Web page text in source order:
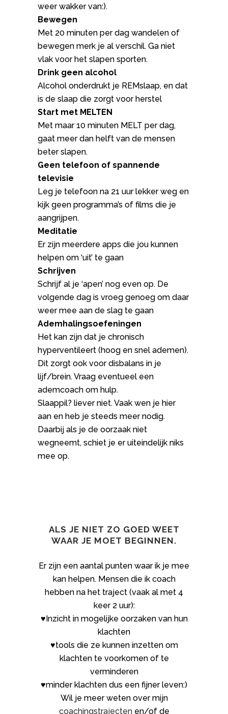
weer wakker van:).
Bewegen
Met 20 minuten per dag wandelen of
bewegen merk je al verschil. Ga niet
vlak voor het slapen sporten.
Drink geen alcohol
Alcohol onderdrukt je REMslaap, en dat
is de slaap die zorgt voor herstel
Start met MELTEN
Met maar 10 minuten MELT per dag,
gaat meer dan helft van de mensen
beter slapen.
Geen telefoon of spannende
televisie
Leg je telefoon na 21 uur lekker weg en
kijk geen programma’s of films die je
aangrijpen.
Meditatie
Er zijn meerdere apps die jou kunnen
helpen om ‘uit’ te gaan
Schrijven
Schrijf al je ‘apen’ nog even op. De
volgende dag is vroeg genoeg om daar
weer mee aan de slag te gaan
Ademhalingsoefeningen
Het kan zijn dat je chronisch
hyperventileert (hoog en snel ademen).
Dit zorgt ook voor disbalans in je
lijf/brein. Vraag eventueel een
ademcoach om hulp.
Slaappil? liever niet. Vaak wen je hier
aan en heb je steeds meer nodig.
Daarbij als je de oorzaak niet
wegneemt, schiet je er uiteindelijk niks
mee op.
ALS JE NIET ZO GOED WEET
WAAR JE MOET BEGINNEN.
Er zijn een aantal punten waar ik je mee
kan helpen. Mensen die ik coach
hebben na het traject (vaak al met 4
keer 2 uur):
♥Inzicht in mogelijke oorzaken van hun
klachten
♥tools die ze kunnen inzetten om
klachten te voorkomen of te
verminderen
♥minder klachten dus een fijner leven:)
Wil je meer weten over mijn
coachingstrajectenen/of de